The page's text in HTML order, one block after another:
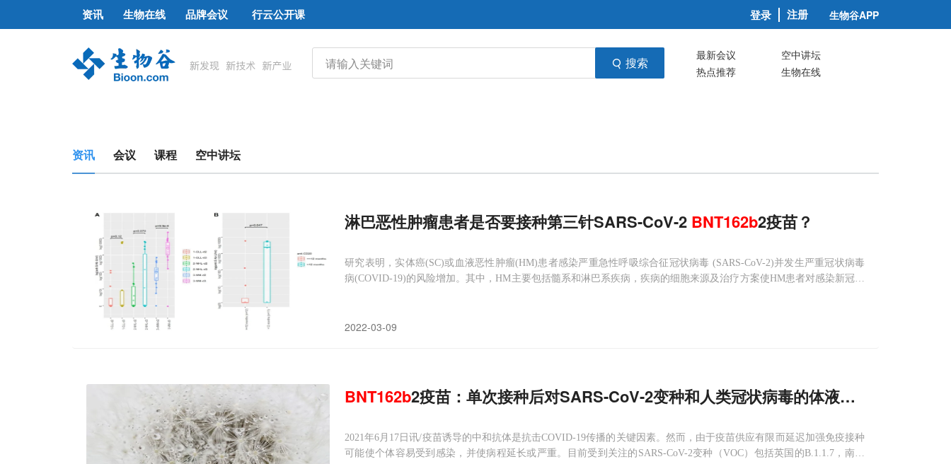
资讯 生物在线 品牌会议 行云公开课 登录 注册 生物谷APP
搜索 最新会议
空中讲坛
热点推荐
生物在线
资讯 会议 课程 空中讲坛
淋巴恶性肿瘤患者是否要接种第三针SARS-CoV-2 BNT162b2疫苗？
研究表明，实体癌(SC)或血液恶性肿瘤(HM)患者感染严重急性呼吸综合征冠状病毒 (SARS-CoV-2)并发生严重冠状病毒
病(COVID-19)的风险增加。其中，HM主要包括髓系和淋巴系疾病，疾病的细胞来源及治疗方案使HM患者对感染新冠病
2022-03-09
BNT162b2疫苗：单次接种后对SARS-CoV-2变种和人类冠状病毒的体液和细胞免疫应答
2021年6月17日讯/疫苗诱导的中和抗体是抗击COVID-19传播的关键因素。然而，由于疫苗供应有限而延迟加强免疫接种
可能使个体容易受到感染，并使病程延长或严重。目前受到关注的SARS-CoV-2变种（VOC）包括英国的B.1.1.7，南非